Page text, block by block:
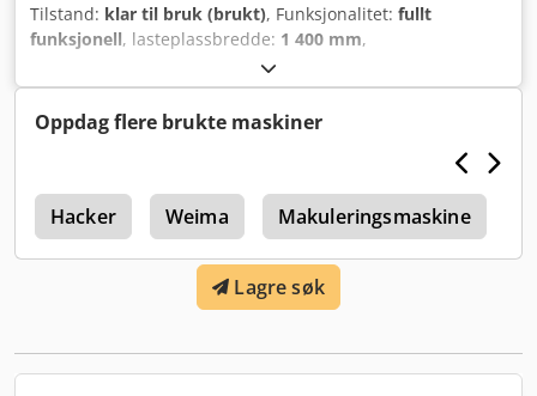
Tilstand: klar til bruk (brukt), Funksjonalitet: fullt
funksjonell, lasteplassbredde: 1 400 mm,
, total lengde:
bredde:2 150 mm, total høyde:2 550 mm, TEKNISKE
DETALJER Lengde på lasteområde: 2.900 mm Bredde på
lasteområde: 1.400 mm Skjæreaksel: 1 Dkjdpfjxw U Hqjx Ak
Eer MASKINDETALJER Total installert effekt: 48 kW Effekt
skjæreakselmotor: 37 kW Mål (L x B x H): 6.600 x 2.150 x
2.550 mm
Oppdag flere brukte maskiner
Hacker Weima Makuleringsmaskine
Lagre søk